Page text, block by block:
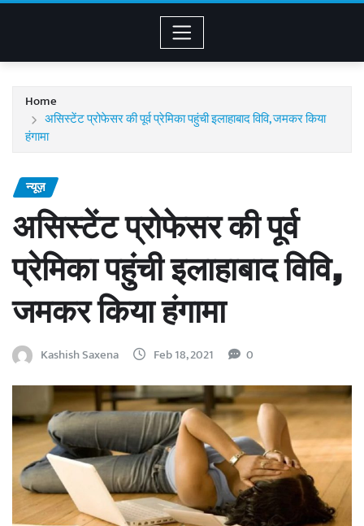
Home
असिस्टेंट प्रोफेसर की पूर्व प्रेमिका पहुंची इलाहाबाद विवि, जमकर किया
हंगामा
न्यूज़
असिस्टेंट प्रोफेसर की पूर्व
प्रेमिका पहुंची इलाहाबाद विवि,
जमकर किया हंगामा
Kashish Saxena Feb 18, 2021 0